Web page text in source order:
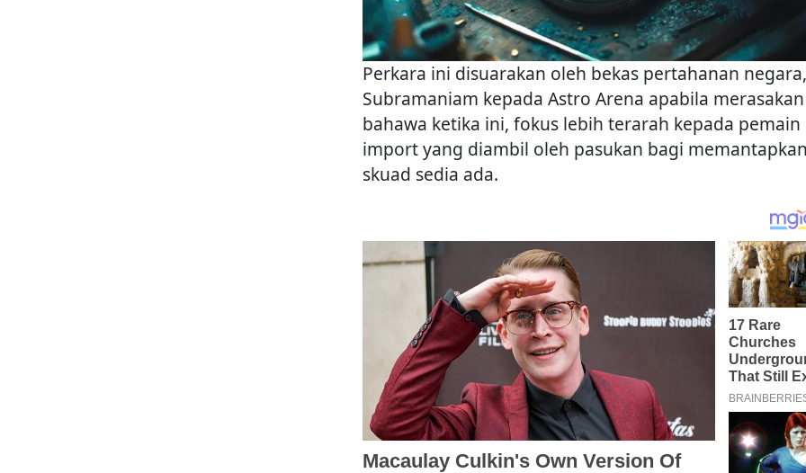
Perkara ini disuarakan oleh bekas pertahanan
Subramaniam kepada Astro Arena apabila merasakan
bahawa ketika ini, fokus lebih terarah kepada pemain
import yang diambil oleh pasukan bagi
skuad sedia ada.